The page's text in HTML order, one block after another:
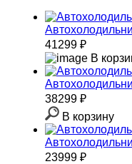
41299 ₽
В
38299 ₽
В корзину
23999 ₽